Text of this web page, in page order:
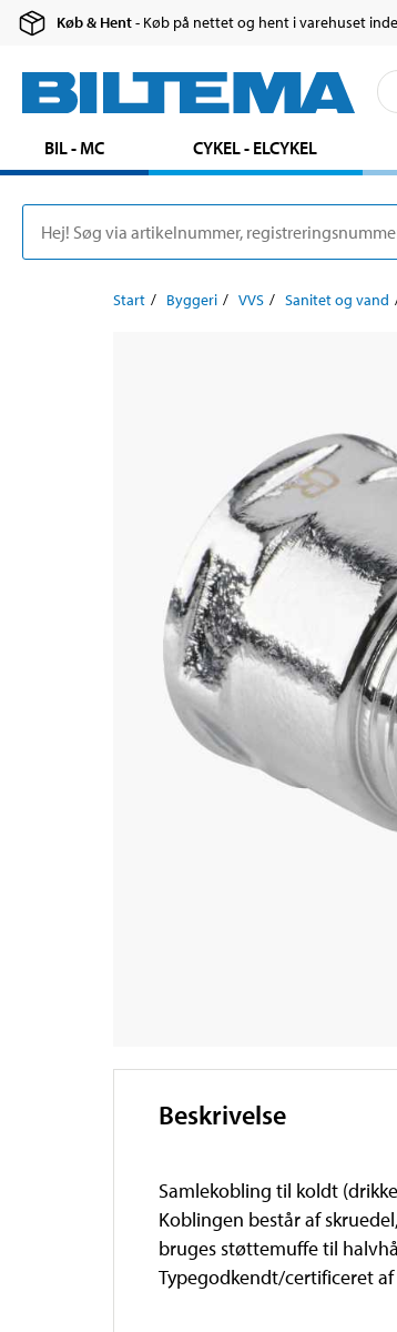
Køb & Hent- Køb på nettet og hent i varehuset
BIL - MC CYKEL - ELCYKEL
Start Byggeri VVS Sanitet og vand
Beskrivelse
Samlekobling til koldt
Koblingen består af
bruges støttemuffe til
Typegodkendt/certificeret af